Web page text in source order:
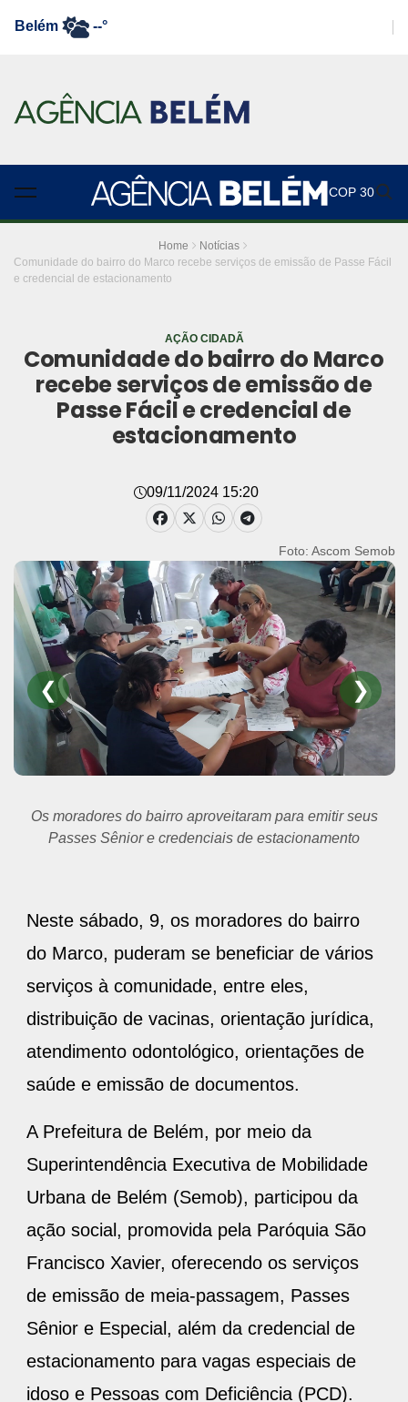
Belém --°
COP 30
Home
Notícias
Comunidade do bairro do Marco recebe serviços de emissão de Passe Fácil
e credencial de estacionamento
AÇÃO CIDADÃ
Comunidade do bairro do Marco
recebe serviços de emissão de
Passe Fácil e credencial de
estacionamento
09/11/2024 15:20
Foto: Ascom Semob
❮ ❯
Os moradores do bairro aproveitaram para emitir seus
Passes Sênior e credenciais de estacionamento
Neste sábado, 9, os moradores do bairro
do Marco, puderam se beneficiar de vários
serviços à comunidade, entre eles,
distribuição de vacinas, orientação jurídica,
atendimento odontológico, orientações de
saúde e emissão de documentos.
A Prefeitura de Belém, por meio da
Superintendência Executiva de Mobilidade
Urbana de Belém (Semob), participou da
ação social, promovida pela Paróquia São
Francisco Xavier, oferecendo os serviços
de emissão de meia-passagem, Passes
Sênior e Especial, além da credencial de
estacionamento para vagas especiais de
idoso e Pessoas com Deficiência (PCD).